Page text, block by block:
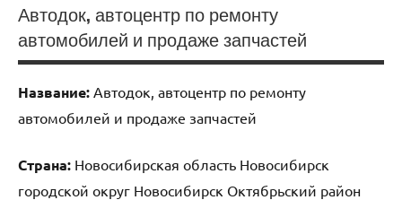
Автодок, автоцентр по ремонту
автомобилей и продаже запчастей
Название: Автодок, автоцентр по ремонту
автомобилей и продаже запчастей
Страна: Новосибирская область Новосибирск
городской округ Новосибирск Октябрьский район